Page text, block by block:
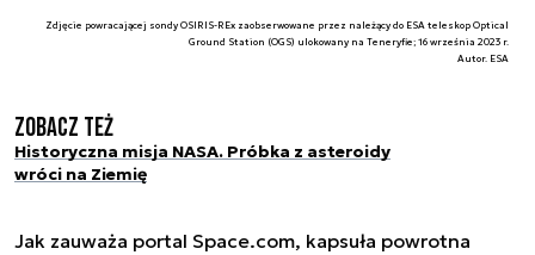
Zdjęcie powracającej sondy OSIRIS-REx zaobserwowane przez należący do ESA teleskop Optical
Ground Station (OGS) ulokowany na Teneryfie; 16 września 2023 r.
Autor. ESA
Zobacz też
Historyczna misja NASA. Próbka z asteroidy
wróci na Ziemię
Jak zauważa portal Space.com, kapsuła powrotna